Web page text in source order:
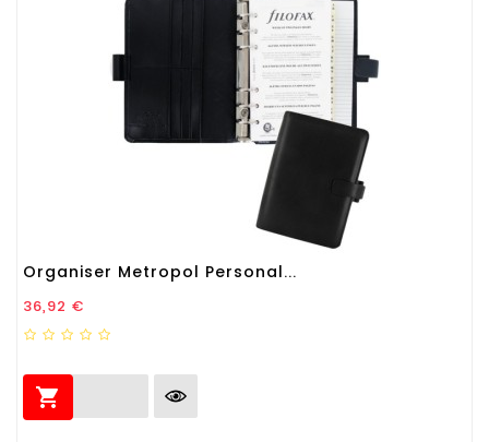
Organiser Metropol Personal...
Prezzo
36,92 €
